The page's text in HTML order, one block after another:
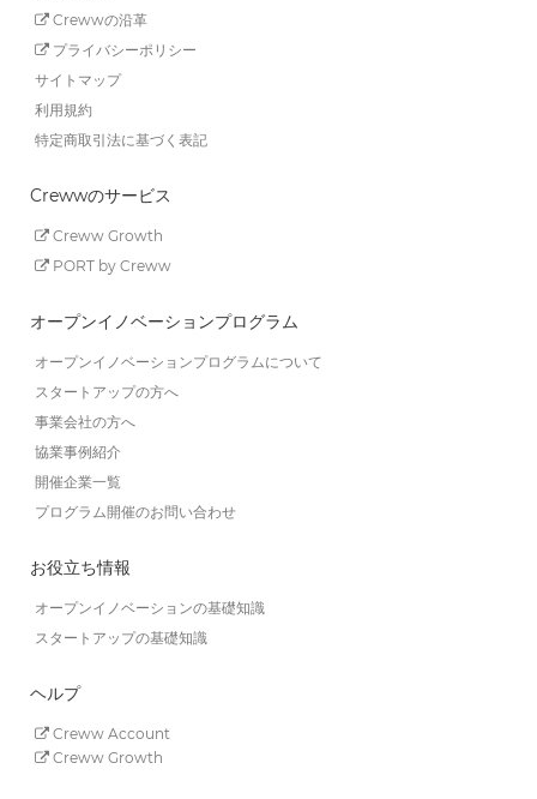
Crewwの沿革
プライバシーポリシー
サイトマップ
利用規約
特定商取引法に基づく表記
Crewwのサービス
Creww Growth
PORT by Creww
オープンイノベーションプログラム
オープンイノベーションプログラムについて
スタートアップの方へ
事業会社の方へ
協業事例紹介
開催企業一覧
プログラム開催のお問い合わせ
お役立ち情報
オープンイノベーションの基礎知識
スタートアップの基礎知識
ヘルプ
Creww Account
Creww Growth